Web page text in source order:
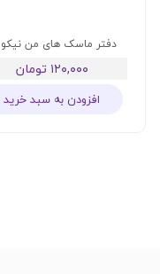
دفتر ماسک های من
۱۲۰,۰۰۰ تومان
افزودن به سبد خرید